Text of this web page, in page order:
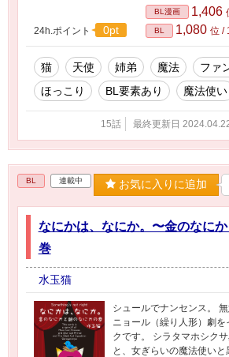
24h.ポイント 0pt
BL漫画 1,406
BL 1,080 位 /
猫 天使 姉弟 魔法
ファ
ほっこり
BL要素あり 魔法使い
15話 最終更新日
BL 連載中 お気に入りに追加
なにかは、なにか。〜金のなに
巻
水玉猫
シュールでナンセンス。
ニョール（繰り人形）劇
クです。 シラタマホシク
と、女ぎらいの魔法使い